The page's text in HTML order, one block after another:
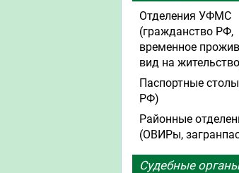
Отделения УФМС
(гражданство РФ,
временное
вид на
Паспортные
РФ)
Районные
(ОВИРы,
Судебные органы